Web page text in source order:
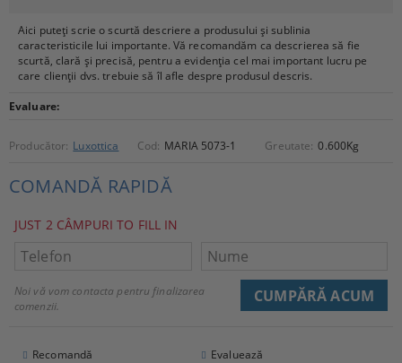
Aici puteți scrie o scurtă descriere a produsului și sublinia
caracteristicile lui importante. Vă recomandăm ca descrierea să fie
scurtă, clară și precisă, pentru a evidenția cel mai important lucru pe
care clienții dvs. trebuie să îl afle despre produsul descris.
Evaluare:
Producător: Luxottica Cod: MARIA 5073-1 Greutate: 0.600Kg
COMANDĂ RAPIDĂ
JUST 2 CÂMPURI TO FILL IN
Noi vă vom contacta pentru finalizarea
comenzii.
Recomandă Evaluează